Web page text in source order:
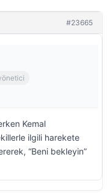
#23665
Kemal
ilgili harekete
“Beni bekleyin”